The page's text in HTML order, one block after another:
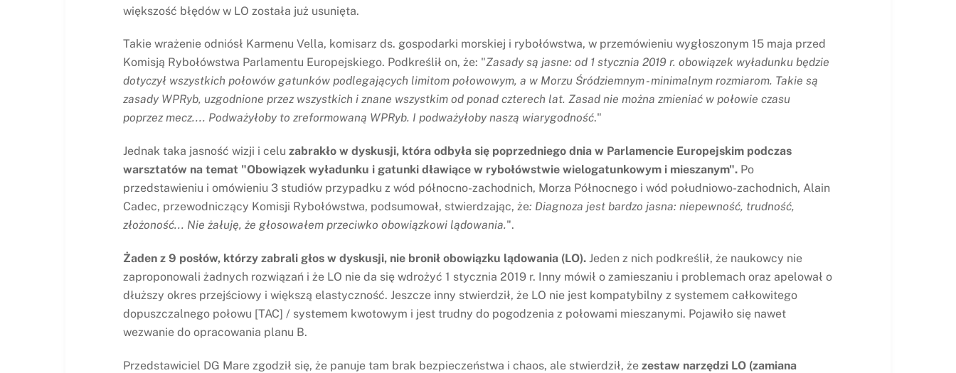
większość błędów w LO została już usunięta.
Takie wrażenie odniósł Karmenu Vella, komisarz ds. gospodarki morskiej i rybołówstwa, w przemówieniu wygłoszonym 15 maja przed
Komisją Rybołówstwa Parlamentu Europejskiego. Podkreślił on, że: "Zasady są jasne: od 1 stycznia 2019 r. obowiązek wyładunku będzie
dotyczył wszystkich połowów gatunków podlegających limitom połowowym, a w Morzu Śródziemnym - minimalnym rozmiarom. Takie są
zasady WPRyb, uzgodnione przez wszystkich i znane wszystkim od ponad czterech lat. Zasad nie można zmieniać w połowie czasu
poprzez mecz.... Podważyłoby to zreformowaną WPRyb. I podważyłoby naszą wiarygodność."
Jednak taka jasność wizji i celuzabrakło w dyskusji, która odbyła się poprzedniego dnia w Parlamencie Europejskim podczas
warsztatów na temat "Obowiązek wyładunku i gatunki dławiące w rybołówstwie wielogatunkowym i mieszanym". Po
przedstawieniu i omówieniu 3 studiów przypadku z wód północno-zachodnich, Morza Północnego i wód południowo-zachodnich, Alain
Cadec, przewodniczący Komisji Rybołówstwa, podsumował, stwierdzając, że: Diagnoza jest bardzo jasna: niepewność, trudność,
złożoność... Nie żałuję, że głosowałem przeciwko obowiązkowi lądowania.".
Żaden z 9 posłów, którzy zabrali głos w dyskusji, nie bronił obowiązku lądowania (LO). Jeden z nich podkreślił, że naukowcy nie
zaproponowali żadnych rozwiązań i że LO nie da się wdrożyć 1 stycznia 2019 r. Inny mówił o zamieszaniu i problemach oraz apelował o
dłuższy okres przejściowy i większą elastyczność. Jeszcze inny stwierdził, że LO nie jest kompatybilny z systemem całkowitego
dopuszczalnego połowu [TAC] / systemem kwotowym i jest trudny do pogodzenia z połowami mieszanymi. Pojawiło się nawet
wezwanie do opracowania planu B.
Przedstawiciel DG Mare zgodził się, że panuje tam brak bezpieczeństwa i chaos, ale stwierdził, żezestaw narzędzi LO (zamiana